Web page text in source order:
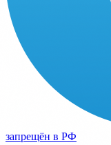
запрещён в РФ